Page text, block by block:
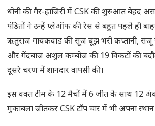
धोनी की गैर-हाजिरी में CSK की शुरुआत बेहद
पंडितों ने उन्हें प्लेऑफ की रेस से बहुत पहले ही
ऋतुराज गायकवाड की सूज बूझ भरी कप्तानी,
और गेंदबाज अंशुल कम्बोज की 19 विकटों की
दूसरे चरण में शानदार वापसी की।
इस वक्त टीम के 12 मैचों में 6 जीत के साथ 12
मुकाबला जीतकर CSK टॉप चार में भी अपना